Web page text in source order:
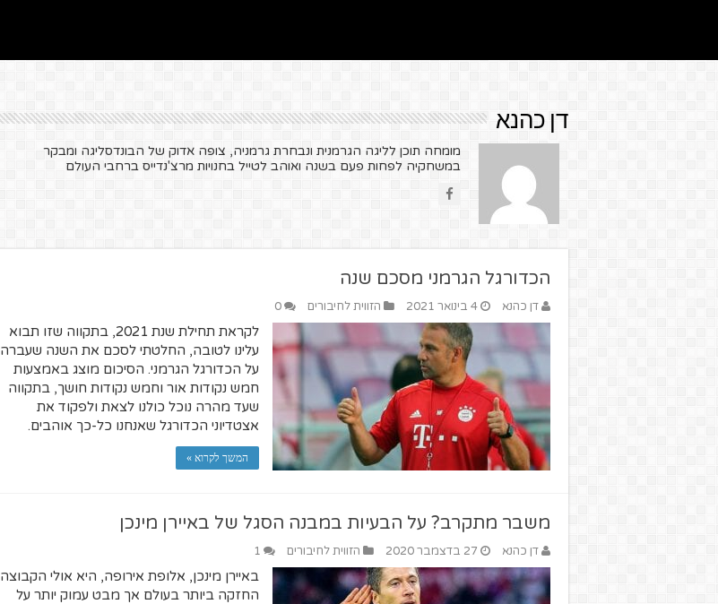
דן כהנא
מומחה תוכן לליגה הגרמנית ונבחרת גרמניה, צופה אדוק של הבונדסליגה ומבקר
במשחקיה לפחות פעם בשנה ואוהב לטייל בחנויות מרצ'נדייס ברחבי העולם
הכדורגל הגרמני מסכם שנה
דן כהנא 4 בינואר 2021 הזווית לחיבורים 0
לקראת תחילת שנת 2021, בתקווה שזו תבוא
עלינו לטובה, החלטתי לסכם את השנה שעברה
על הכדורגל הגרמני. הסיכום מוצג באמצעות
חמש נקודות אור וחמש נקודות חושך, בתקווה
שעד מהרה נוכל כולנו לצאת ולפקוד את
אצטדיוני הכדורגל שאנחנו כל-כך אוהבים.
המשך לקרוא »
משבר מתקרב? על הבעיות במבנה הסגל של באיירן מינכן
דן כהנא 27 בדצמבר 2020 הזווית לחיבורים 1
באיירן מינכן, אלופת אירופה, היא אולי הקבוצה
החזקה ביותר בעולם אך מבט עמוק יותר על